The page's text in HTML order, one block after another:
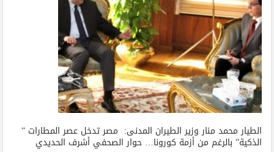
الطيار محمد منار وزير الطيران المدنى: مصر تدخل عصر المطارات ”
الذكية” بالرغم من أزمة كورونا… حوار الصحفي أشرف الحديدي